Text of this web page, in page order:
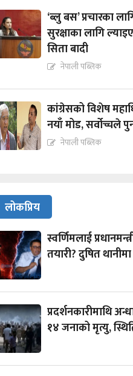
‘ब्लु बस’ प्रचारका
सुरक्षाका लागि
सिता बादी
नेपाली पब्लिक
कांग्रेसको विशेष
नयाँ मोड, सर्वोच्चले
नेपाली पब्लिक
लोकप्रिय
स्वर्णिमलाई
तयारी? दुषित
प्रदर्शनकारीमाथि
१४ जनाको मृत्यु,